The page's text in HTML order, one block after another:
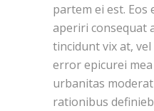
partem ei est. Eos
aperiri consequat
tincidunt vix at,
error epicurei
urbanitas
rationibus